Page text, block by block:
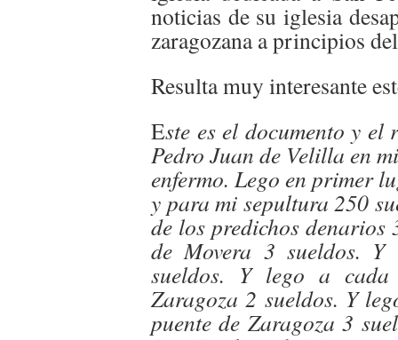
noticias de su iglesia
zaragozana a principios
Resulta muy interesante
Este es el documento y el
Pedro Juan de Velilla en
enfermo. Lego en primer
y para mi sepultura 250
de los predichos denarios
de Movera 3 sueldos.
sueldos. Y lego a
Zaragoza 2 sueldos. Y
puente de Zaragoza 3